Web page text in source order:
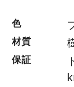
色
材質
保証